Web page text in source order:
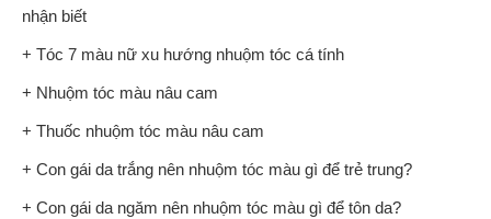
nhận biết
+ Tóc 7 màu nữ xu hướng nhuộm tóc cá tính
+ Nhuộm tóc màu nâu cam
+ Thuốc nhuộm tóc màu nâu cam
+ Con gái da trắng nên nhuộm tóc màu gì để trẻ trung?
+ Con gái da ngăm nên nhuộm tóc màu gì để tôn da?